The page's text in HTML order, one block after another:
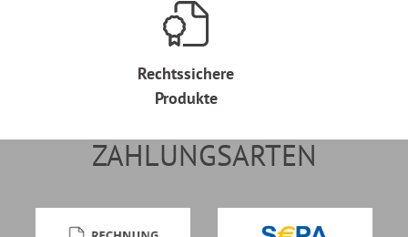
Rechtssichere
Produkte
ZAHLUNGSARTEN